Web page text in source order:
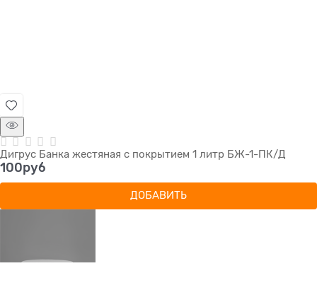
Дигрус Банка жестяная с покрытием 1 литр БЖ-1-ПК/Д
100руб
ДОБАВИТЬ